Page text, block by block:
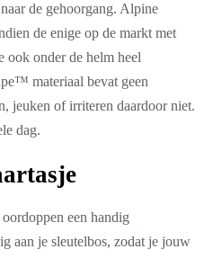
de gehoorgang. Alpine
de enige op de markt met
ook onder de helm heel
materiaal bevat geen
jeuken of irriteren daardoor niet.
dag.
een handig
aan je sleutelbos, zodat je jouw